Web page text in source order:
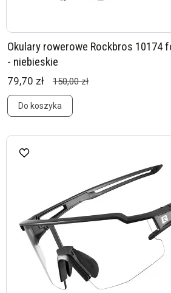
Okulary rowerowe Rockbros 10174
- niebieskie
79,70 zł 150,00 zł
Do koszyka